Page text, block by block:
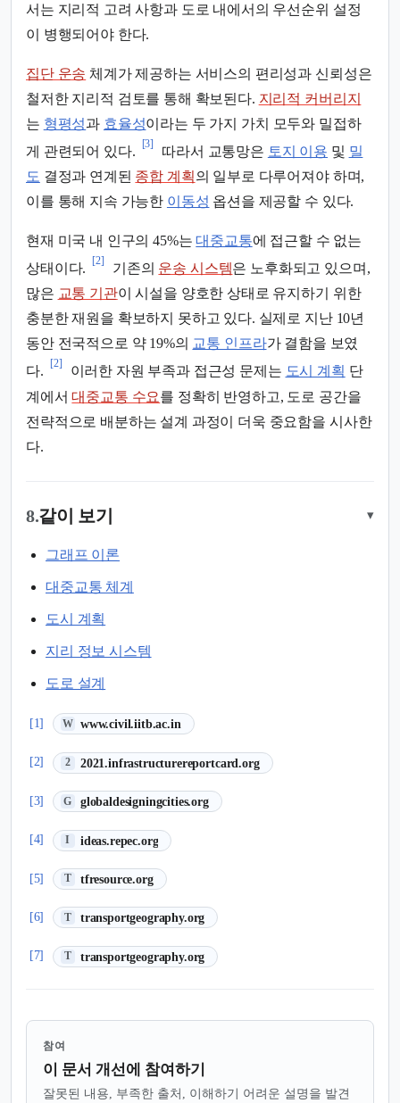
서는 지리적 고려 사항과 도로 내에서의 우선순위 설정
이 병행되어야 한다.
집단 운송 체계가 제공하는 서비스의 편리성과 신뢰성은
철저한 지리적 검토를 통해 확보된다. 지리적 커버리지
는 형평성과 효율성이라는 두 가지 가치 모두와 밀접하
게 관련되어 있다.
[3]
따라서 교통망은 토지 이용 및 밀
도 결정과 연계된 종합 계획의 일부로 다루어져야 하며,
이를 통해 지속 가능한 이동성 옵션을 제공할 수 있다.
현재 미국 내 인구의 45%는대중교통에 접근할 수 없는
상태이다.
[2]
기존의 운송 시스템은 노후화되고 있으며,
많은 교통 기관이 시설을 양호한 상태로 유지하기 위한
충분한 재원을 확보하지 못하고 있다. 실제로 지난 10년
동안 전국적으로 약 19%의 교통 인프라가 결함을 보였
다.
[2]
이러한 자원 부족과 접근성 문제는 도시 계획 단
계에서대중교통 수요를 정확히 반영하고, 도로 공간을
전략적으로 배분하는 설계 과정이 더욱 중요함을 시사한
다.
8.같이 보기 ▾
그래프 이론
대중교통 체계
도시 계획
지리 정보 시스템
도로 설계
[1] W www.civil.iitb.ac.in
(새 탭에서 열림)
[2] 2 2021.infrastructurereportcard.org
(새 탭에서 열림)
[3] G globaldesigningcities.org
(새 탭에서 열림)
[4] I ideas.repec.org
(새 탭에서 열림)
[5] T tfresource.org
(새 탭에서 열림)
[6] T transportgeography.org
(새 탭에서 열림)
[7] T transportgeography.org
(새 탭에서 열림)
참여
이 문서 개선에 참여하기
잘못된 내용, 부족한 출처, 이해하기 어려운 설명을 발견